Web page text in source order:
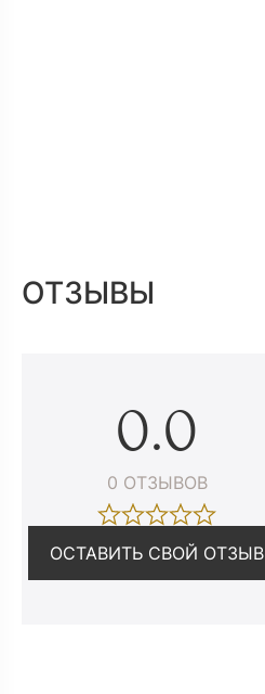
ОТЗЫВЫ
0.0
0 ОТЗЫВОВ
ОСТАВИТЬ СВОЙ ОТЗЫВ